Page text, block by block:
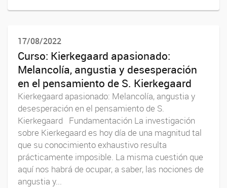
17/08/2022
Curso: Kierkegaard apasionado:
Melancolía, angustia y desesperación
en el pensamiento de S. Kierkegaard
Kierkegaard apasionado: Melancolía, angustia y
desesperación en el pensamiento de S.
Kierkegaard Fundamentación La investigación
sobre Kierkegaard es hoy día de una magnitud tal
que su conocimiento exhaustivo resulta
prácticamente imposible. La misma cuestión que
aquí nos habrá de ocupar, a saber, las nociones de
angustia y...